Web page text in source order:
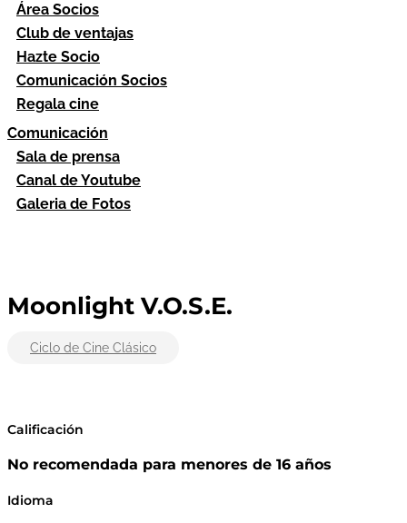
Área Socios
Club de ventajas
Hazte Socio
Comunicación Socios
Regala cine
Comunicación
Sala de prensa
Canal de Youtube
Galeria de Fotos
Moonlight V.O.S.E.
Ciclo de Cine Clásico
Calificación
No recomendada para menores de 16 años
Idioma